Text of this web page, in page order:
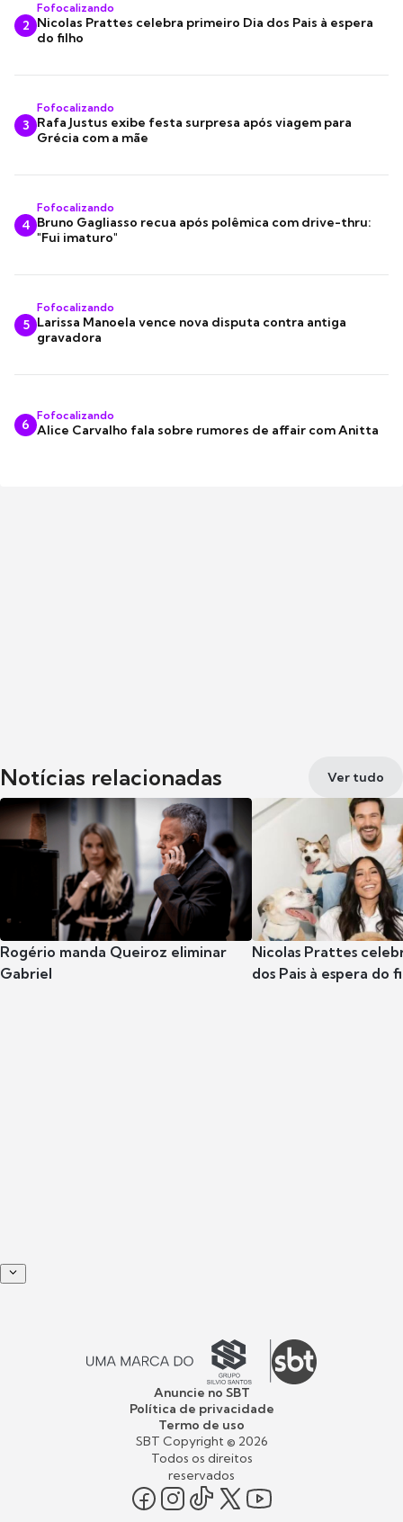
2
Fofocalizando
Nicolas Prattes celebra primeiro Dia dos Pais à espera
do filho
3
Fofocalizando
Rafa Justus exibe festa surpresa após viagem para
Grécia com a mãe
4
Fofocalizando
Bruno Gagliasso recua após polêmica com drive-thru:
"Fui imaturo"
5
Fofocalizando
Larissa Manoela vence nova disputa contra antiga
gravadora
6
Fofocalizando
Alice Carvalho fala sobre rumores de affair com Anitta
Notícias relacionadas Ver tudo
Rogério manda Queiroz eliminar
Gabriel
Nicolas Prattes
dos Pais à espera do
Anuncie no SBT
Política de privacidade
Termo de uso
SBT Copyright © 2026
Todos os direitos
reservados